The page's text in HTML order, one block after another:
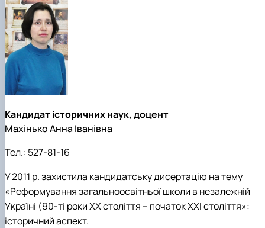
Кандидат історичних наук, доцент
Махінько Анна Іванівна
Тел.: 527-81-16
У 2011 р. захистила кандидатську дисертацію на тему
«Реформування загальноосвітньої школи в незалежній
Україні (90-ті роки ХХ століття – початок ХХІ століття»:
історичний аспект.